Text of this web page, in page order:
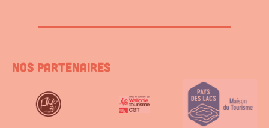
Nos partenaires